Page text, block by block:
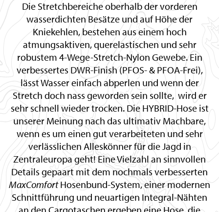
Die Stretchbereiche oberhalb der vorderen
wasserdichten Besätze und auf Höhe der
Kniekehlen, bestehen aus einem hoch
atmungsaktiven, querelastischen und sehr
robustem 4-Wege-Stretch-Nylon Gewebe. Ein
verbessertes DWR-Finish (PFOS- & PFOA-Frei),
lässt Wasser einfach abperlen und wenn der
Stretch doch nass geworden sein sollte, wird er
sehr schnell wieder trocken. Die HYBRID-Hose ist
unserer Meinung nach das ultimativ Machbare,
wenn es um einen gut verarbeiteten und sehr
verlässlichen Alleskönner für die Jagd in
Zentraleuropa geht! Eine Vielzahl an sinnvollen
Details gepaart mit dem nochmals verbesserten
MaxComfortHosenbund-System, einer modernen
Schnittführung und neuartigen Integral-Nähten